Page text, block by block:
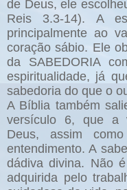
de Deus, ele
Reis 3.3-14). A
principalmente ao
coração sábio. Ele
da SABEDORIA
espiritualidade, já
sabedoria do que o
A Bíblia também
versículo 6, que a
Deus, assim
entendimento. A
dádiva divina. Não
adquirida pelo